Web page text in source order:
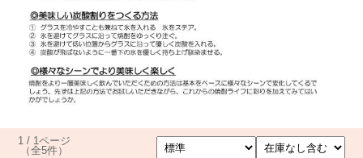
1 / 1ページ
（全5件）